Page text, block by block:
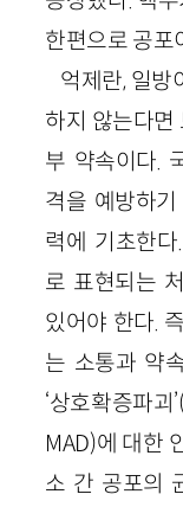
한편으로 공포
억제란, 일방
하지 않는다면
부 약속이다.
격을 예방하
력에 기초한
로 표현되는
있어야 한다.
는 소통과 약
‘상호확증파괴’(
MAD)에 대한
소 간 공포의